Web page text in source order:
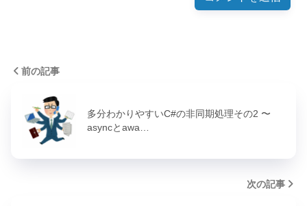
前の記事
多分わかりやすいC#の非同期処理その2 〜
asyncとawa…
次の記事